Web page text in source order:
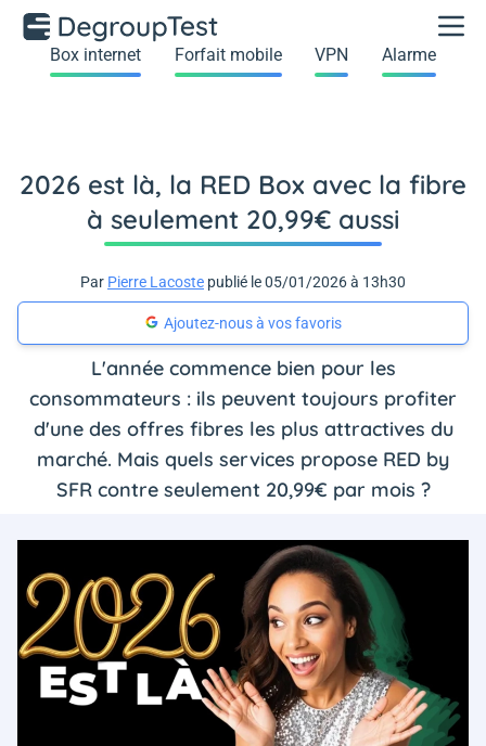
Box internet Forfait mobile VPN Alarme
2026 est là, la RED Box avec la fibre
à seulement 20,99€ aussi
Par Pierre Lacoste publié le 05/01/2026 à 13h30
Ajoutez-nous à vos favoris
L'année commence bien pour les
consommateurs : ils peuvent toujours profiter
d'une des offres fibres les plus attractives du
marché. Mais quels services propose RED by
SFR contre seulement 20,99€ par mois ?